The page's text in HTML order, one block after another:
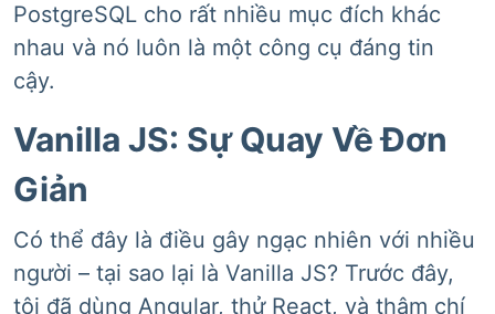
PostgreSQL cho rất nhiều mục đích khác
nhau và nó luôn là một công cụ đáng tin
cậy.
Vanilla JS: Sự Quay Về Đơn
Giản
Có thể đây là điều gây ngạc nhiên với nhiều
người – tại sao lại là Vanilla JS? Trước đây,
tôi đã dùng Angular, thử React, và thậm chí